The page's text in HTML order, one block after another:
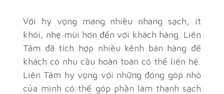
Với hy vọng mang nhiều nhang sạch, ít
khói, nhẹ mùi hơn đến với khách hàng. Liên
Tâm đã tích hợp nhiều kênh bán hàng để
khách có nhu cầu hoàn toàn có thể liên hệ.
Liên Tâm hy vọng với những đóng góp nhỏ
của mình có thể góp phần làm thanh sạch